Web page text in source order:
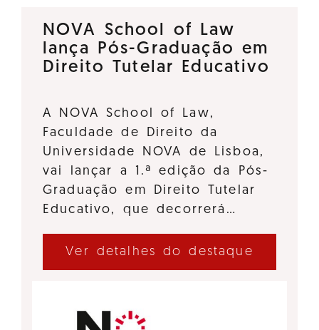
NOVA School of Law
lança Pós-Graduação em
Direito Tutelar Educativo
A NOVA School of Law,
Faculdade de Direito da
Universidade NOVA de Lisboa,
vai lançar a 1.ª edição da Pós-
Graduação em Direito Tutelar
Educativo, que decorrerá…
Ver detalhes do destaque